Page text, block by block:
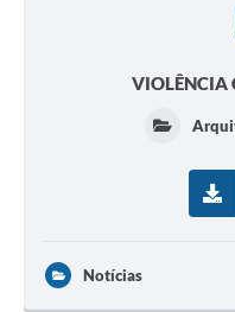
VIOLÊNCIA
Notícias